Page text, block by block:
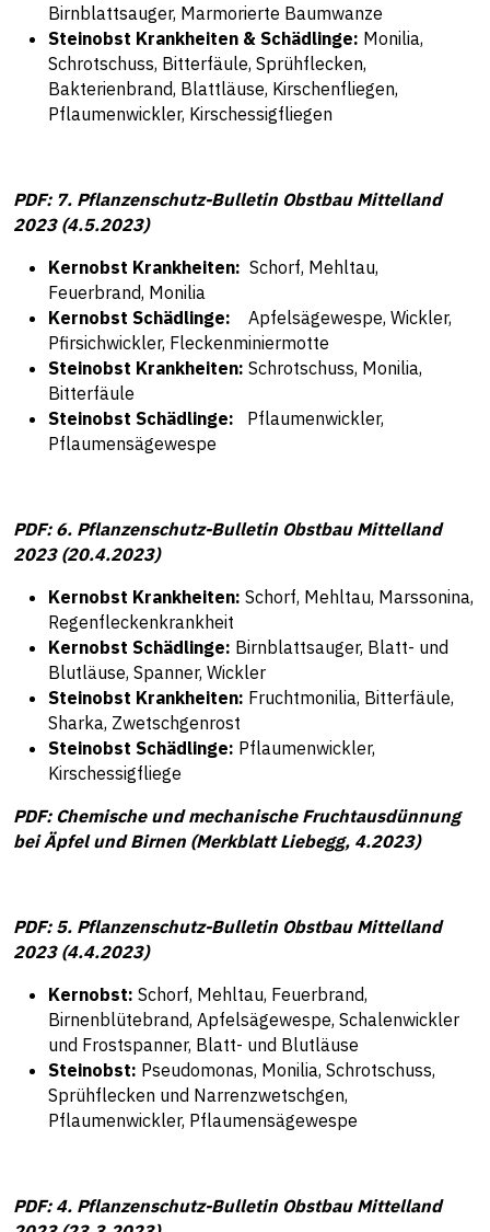
Birnblattsauger, Marmorierte Baumwanze
Steinobst Krankheiten & Schädlinge: Monilia,
Schrotschuss, Bitterfäule, Sprühflecken,
Bakterienbrand, Blattläuse, Kirschenfliegen,
Pflaumenwickler, Kirschessigfliegen
PDF: 7. Pflanzenschutz-Bulletin Obstbau Mittelland
2023 (4.5.2023)
Kernobst Krankheiten: Schorf, Mehltau,
Feuerbrand, Monilia
Kernobst Schädlinge: Apfelsägewespe, Wickler,
Pfirsichwickler, Fleckenminiermotte
Steinobst Krankheiten: Schrotschuss, Monilia,
Bitterfäule
Steinobst Schädlinge: Pflaumenwickler,
Pflaumensägewespe
PDF: 6. Pflanzenschutz-Bulletin Obstbau Mittelland
2023 (20.4.2023)
Kernobst Krankheiten: Schorf, Mehltau, Marssonina,
Regenfleckenkrankheit
Kernobst Schädlinge: Birnblattsauger, Blatt- und
Blutläuse, Spanner, Wickler
Steinobst Krankheiten: Fruchtmonilia, Bitterfäule,
Sharka, Zwetschgenrost
Steinobst Schädlinge: Pflaumenwickler,
Kirschessigfliege
PDF: Chemische und mechanische Fruchtausdünnung
bei Äpfel und Birnen (Merkblatt Liebegg, 4.2023)
PDF: 5. Pflanzenschutz-Bulletin Obstbau Mittelland
2023 (4.4.2023)
Kernobst: Schorf, Mehltau, Feuerbrand,
Birnenblütebrand, Apfelsägewespe, Schalenwickler
und Frostspanner, Blatt- und Blutläuse
Steinobst: Pseudomonas, Monilia, Schrotschuss,
Sprühflecken und Narrenzwetschgen,
Pflaumenwickler, Pflaumensägewespe
PDF: 4. Pflanzenschutz-Bulletin Obstbau Mittelland